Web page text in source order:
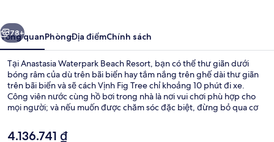
Tiếp
78+
Tổng quanPhòngĐịa điểmChính sách
Tại Anastasia Waterpark Beach Resort, bạn có thể thư giãn dưới
bóng râm của dù trên bãi biển hay tắm nắng trên ghế dài thư giãn
trên bãi biển và sẽ cách Vịnh Fig Tree chỉ khoảng 10 phút đi xe.
Công viên nước cùng hồ bơi trong nhà là nơi vui chơi phù hợp cho
mọi người; và nếu muốn được chăm sóc đặc biệt, đừng bỏ qua cơ
cùng trị liệu toàn thân. Có nhiều lựa chọn ẩm thực, gồm 2 nhà hàng
Giá
4.136.741 ₫